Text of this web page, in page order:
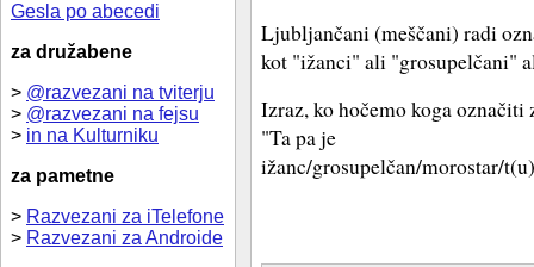
Gesla po abecedi
za družabene
> @razvezani na tviterju
> @razvezani na fejsu
> in na Kulturniku
za pametne
> Razvezani za iTelefone
> Razvezani za Androide
Ljubljančani (meščani) radi
kot "ižanci" ali "grosupelčani"
Izraz, ko hočemo koga označiti
"Ta pa je
ižanc/grosupelčan/morostar/